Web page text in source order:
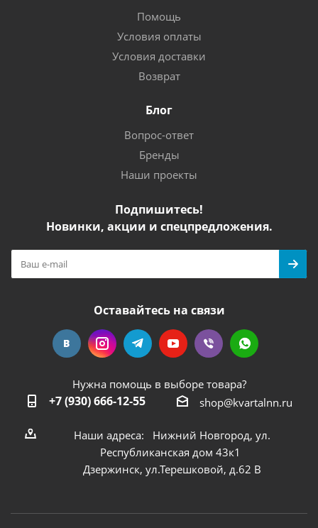
Помощь
Условия оплаты
Условия доставки
Возврат
Блог
Вопрос-ответ
Бренды
Наши проекты
Подпишитесь!
Новинки, акции и спецпредложения.
Оставайтесь на связи
Нужна помощь в выборе товара?
+7 (930) 666-12-55 shop@kvartalnn.ru
Наши адреса: Нижний Новгород, ул.
Республиканская дом 43к1
Дзержинск, ул.Терешковой, д.62 В